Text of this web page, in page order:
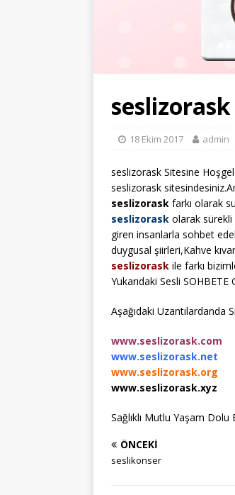
seslizorask
18 Ekim 2017 admin
seslizorask Sitesine
seslizorask
seslizorask farkı olarak
seslizorask olarak sürekli
giren insanlarla sohbet
duygusal şiirleri,Kahve
seslizorask ile farkı
Yukarıdaki Sesli
Aşağıdaki Uzantılardanda
www.seslizorask.com
www.seslizorask.net
www.seslizorask.org
www.seslizorask.xyz
Sağlıklı Mutlu Yaşam Dolu
ÖNCEKI
seslikonser